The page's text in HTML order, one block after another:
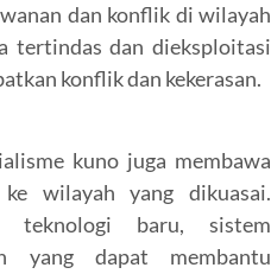
dan konflik di wilayah
tertindas dan dieksploitasi
konflik dan kekerasan.
kuno juga membawa
wilayah yang dikuasai.
teknologi baru, sistem
yang dapat membantu